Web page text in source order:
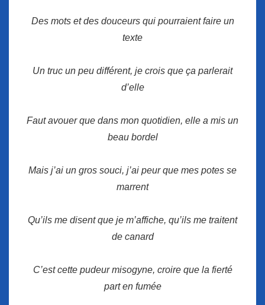
Des mots et des douceurs qui pourraient faire un
texte
Un truc un peu différent, je crois que ça parlerait
d’elle
Faut avouer que dans mon quotidien, elle a mis un
beau bordel
Mais j’ai un gros souci, j’ai peur que mes potes se
marrent
Qu’ils me disent que je m’affiche, qu’ils me traitent
de canard
C’est cette pudeur misogyne, croire que la fierté
part en fumée